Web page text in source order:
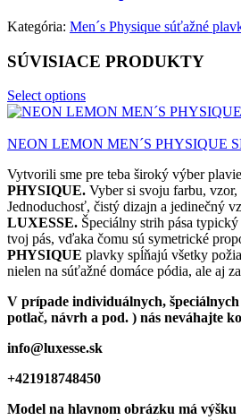
Kategória: Men´s Physique súťažné
SÚVISIACE PRODUKTY
Select options
NEON LEMON MEN´S PHYSIQUE
Vytvorili sme pre teba široký výber
PHYSIQUE. Vyber si svoju farbu,
Jednoduchosť, čistý dizajn a jedinečný
LUXESSE. Špeciálny strih pása
tvoj pás, vďaka čomu sú symetrické
PHYSIQUE plavky spĺňajú všetky
nielen na súťažné domáce pódia, ale aj
V prípade individuálnych,
potlač, návrh a pod. ) nás neváhajte
info@luxesse.sk
+421918748450
Model na hlavnom obrázku má výšku